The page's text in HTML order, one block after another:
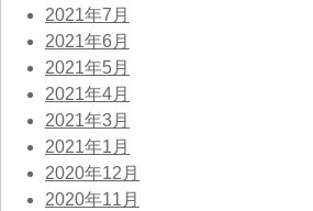
2021年7月
2021年6月
2021年5月
2021年4月
2021年3月
2021年1月
2020年12月
2020年11月